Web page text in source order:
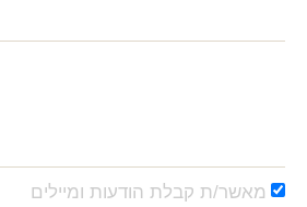
מאשר/ת קבלת הודעות ומיילים